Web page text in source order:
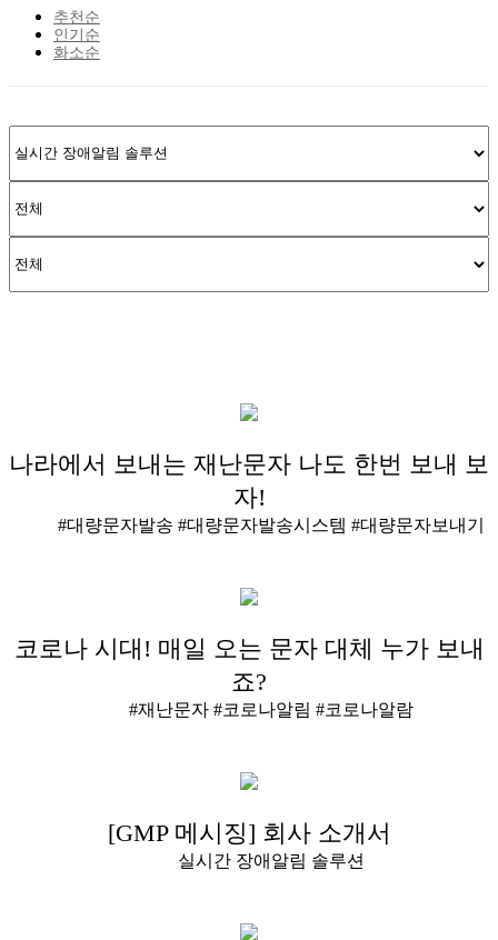
추천순
인기순
화소순
나라에서 보내는 재난문자 나도 한번 보내 보
자!
#대량문자발송 #대량문자발송시스템 #대량문자보내기
코로나 시대! 매일 오는 문자 대체 누가 보내
죠?
#재난문자 #코로나알림 #코로나알람
[GMP 메시징] 회사 소개서
실시간 장애알림 솔루션